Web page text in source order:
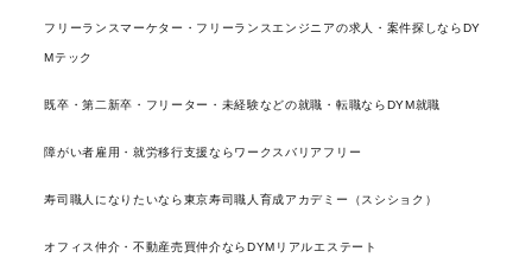
フリーランスマーケター・フリーランスエンジニアの求人・案件探しならDY
Mテック
既卒・第二新卒・フリーター・未経験などの就職・転職ならDYM就職
障がい者雇用・就労移行支援ならワークスバリアフリー
寿司職人になりたいなら東京寿司職人育成アカデミー（スシショク）
オフィス仲介・不動産売買仲介ならDYMリアルエステート